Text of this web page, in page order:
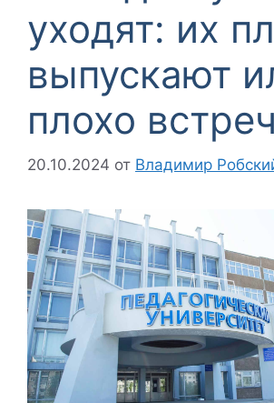
уходят: их
выпускают
плохо
20.10.2024 от Владимир